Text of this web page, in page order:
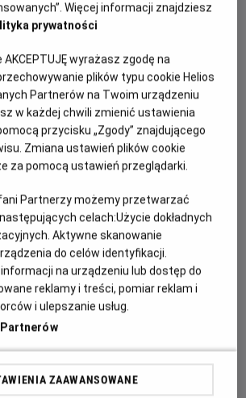
Hiccorohee, Kana Hanazawa, Mô
pomagającej w odbudowie Japonii, po
tajemniczy, ogromny kwiat pochodzenia
zakwita i uwalnia przerażające
wszystkich ludzi na swojej drodze,
z ofiar. Niespodziewanie jednak budzi
sądny dzień. I znowu. Uwięziona w
radzić sobie z traumatycznymi
nieśmiałego Kenjiego, który
w pętli czasu. Razem próbują
i odnaleźć cel w otaczającym ich
W RAMACH PROJEKTU HELIOS
SPECJALNĄ POCZTÓWKĘ Z KADREM
WAŻNA DO WYCZERPANIA
Więcej informacji znajdziesz
prywatności
wyrażasz zgodę na
plików typu cookie Helios
Partnerów na Twoim urządzeniu
w każdej chwili zmienić ustawienia
przycisku „Zgody” znajdującego
Zmiana ustawień plików cookie
za pomocą ustawień przeglądarki.
Partnerzy możemy przetwarzać
celach:Użycie dokładnych
Aktywne skanowanie
do celów identyfikacji.
na urządzeniu lub dostęp do
reklamy i treści, pomiar reklam i
i ulepszanie usług.
ZAAWANSOWANE